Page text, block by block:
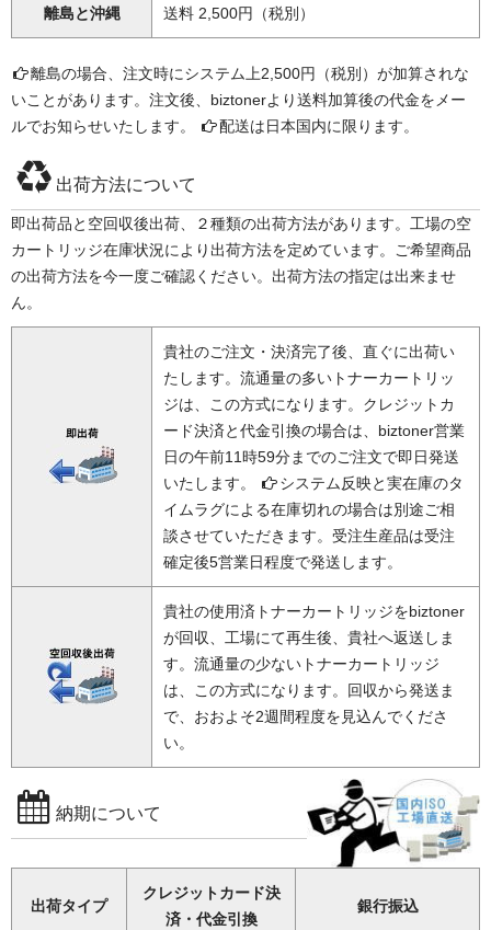
離島と沖縄 送料 2,500円（税別）
離島の場合、注文時にシステム上2,500円（税別）が加算されな
いことがあります。注文後、biztonerより送料加算後の代金をメー
ルでお知らせいたします。
配送は日本国内に限ります。
出荷方法について
即出荷品と空回収後出荷、２種類の出荷方法があります。工場の空
カートリッジ在庫状況により出荷方法を定めています。ご希望商品
の出荷方法を今一度ご確認ください。出荷方法の指定は出来ませ
ん。
貴社のご注文・決済完了後、直ぐに出荷い
たします。流通量の多いトナーカートリッ
ジは、この方式になります。クレジットカ
ード決済と代金引換の場合は、biztoner営業
日の午前11時59分までのご注文で即日発送
いたします。
システム反映と実在庫のタ
イムラグによる在庫切れの場合は別途ご相
談させていただきます。受注生産品は受注
確定後5営業日程度で発送します。
貴社の使用済トナーカートリッジをbiztoner
が回収、工場にて再生後、貴社へ返送しま
す。流通量の少ないトナーカートリッジ
は、この方式になります。回収から発送ま
で、おおよそ2週間程度を見込んでくださ
い。
納期について
出荷タイプ
クレジットカード決
済・代金引換
銀行振込